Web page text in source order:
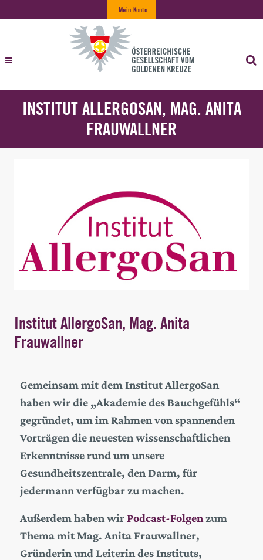
Mein Konto
INSTITUT ALLERGOSAN, MAG. ANITA
FRAUWALLNER
Institut AllergoSan, Mag. Anita
Frauwallner
Gemeinsam mit dem Institut AllergoSan
haben wir die „Akademie des Bauchgefühls“
gegründet, um im Rahmen von spannenden
Vorträgen die neuesten wissenschaftlichen
Erkenntnisse rund um unsere
Gesundheitszentrale, den Darm, für
jedermann verfügbar zu machen.
Außerdem haben wirPodcast-Folgenzum
Thema mit Mag. Anita Frauwallner,
Gründerin und Leiterin des Instituts,